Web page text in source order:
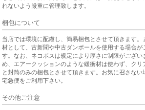
れないよう厳重に管理致します。
梱包について
当店では環境に配慮し、簡易梱包とさせて頂きます。
材として、古新聞や中古ダンボールを使用する場合が
す。なお、ネコポスは規定により厚さに制限がござい
め、エアークッションのような緩衝材は使わず、クリ
と封筒のみの梱包とさせて頂きます。お気に召さない
宅急便をご利用下さい。
その他ご注意